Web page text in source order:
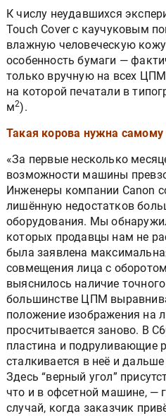
К числу неудавшихся
Touch Cover с каучуковым
влажную человеческую
особенность бумаги —
только вручную на всех
на которой печатали в
м2).
Такая корова нужна самому
«За первые несколько
возможности машины
Инженеры компании Canon
лишённую недостатков
оборудования. Мы
которых продавцы нам не
была заявлена
совмещения лица с
выяснилось наличие точного
большинстве ЦПМ
положение изображения на
просчитывается заново. В
пластина и подруливающие
сталкивается в неё и
Здесь “верный угол”
что и в офсетной машине, —
случай, когда заказчик